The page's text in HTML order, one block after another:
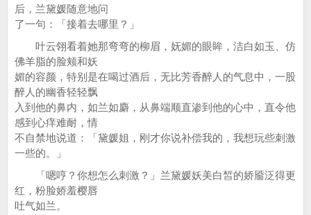
后，兰黛媛随意地问
了一句：「接着去哪里？」
叶云翎看着她那弯弯的柳眉，妩媚的眼眸，洁白如玉、仿
佛羊脂的脸颊和妖
媚的容颜，特别是在喝过酒后，无比芳香醉人的气息中，一股
醉人的幽香轻轻飘
入到他的鼻内，如兰如麝，从鼻端顺直渗到他的心中，直令他
感到心痒难耐，情
不自禁地说道：「黛媛姐，刚才你说补偿我的，我想玩些刺激
一些的。」
「嗯哼？你想怎么刺激？」兰黛媛妖美白皙的娇靥泛得更
红，粉脸娇羞樱唇
吐气如兰。